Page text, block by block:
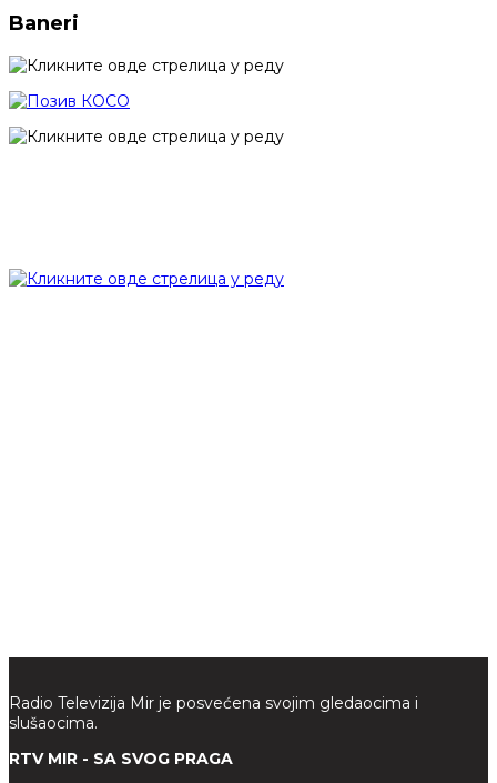
Baneri
Radio Televizija Mir je posvećena svojim gledaocima i
slušaocima.
RTV MIR - SA SVOG PRAGA